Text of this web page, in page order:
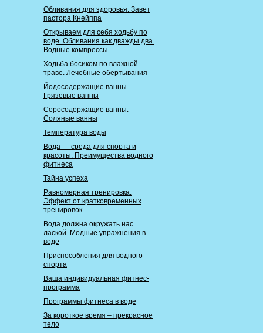
Обливания для здоровья. Завет
пастора Кнейппа
Открываем для себя ходьбу по
воде. Обливания как дважды два.
Водные компрессы
Ходьба босиком по влажной
траве. Лечебные обертывания
Йодосодержащие ванны.
Грязевые ванны
Серосодержащие ванны.
Соляные ванны
Температура воды
Вода — среда для спорта и
красоты. Преимущества водного
фитнеса
Тайна успеха
Равномерная тренировка.
Эффект от кратковременных
тренировок
Вода должна окружать нас
лаской. Модные упражнения в
воде
Приспособления для водного
спорта
Ваша индивидуальная фитнес-
программа
Программы фитнеса в воде
За короткое время – прекрасное
тело